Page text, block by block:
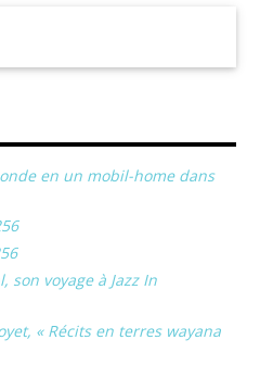
en un mobil-home dans
son voyage à Jazz In
« Récits en terres wayana